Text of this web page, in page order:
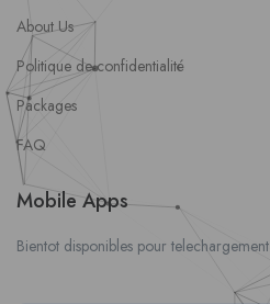
About Us
Politique de confidentialité
Packages
FAQ
Mobile Apps
Bientot disponibles pour telechargement